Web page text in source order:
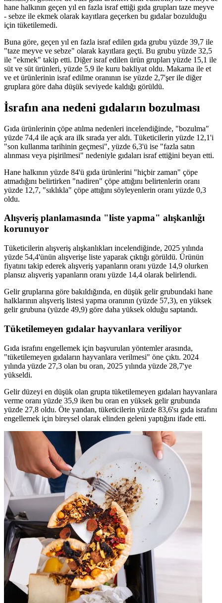
hane halkının geçen yıl en fazla israf ettiği gıda grupları taze meyve
- sebze ile ekmek olarak kayıtlara geçerken bu gıdalar bozulduğu
için tüketilemedi.
Buna göre, geçen yıl en fazla israf edilen gıda grubu yüzde 39,7 ile
"taze meyve ve sebze" olarak kayıtlara geçti. Bu grubu yüzde 32,5
ile "ekmek" takip etti. Diğer israf edilen ürün grupları yüzde 15,1 ile
süt ve süt ürünleri, yüzde 5,9 ile kuru bakliyat oldu. Makarna ile et
ve et ürünlerinin israf edilme oranının ise yüzde 2,7'şer ile diğer
gruplara göre daha düşük seviyede kaldığı görüldü.
İsrafın ana nedeni gıdaların bozulması
Gıda ürünlerinin çöpe atılma nedenleri incelendiğinde, "bozulma"
yüzde 74,4 ile açık ara ilk sırada yer aldı. Tüketicilerin yüzde 12,1'i
"son kullanma tarihinin geçmesi", yüzde 6,3'ü ise "fazla satın
alınması veya pişirilmesi" nedeniyle gıdaları israf ettiğini beyan etti.
Hane halkının yüzde 84'ü gıda ürünlerini "hiçbir zaman" çöpe
atmadığını belirtirken "nadiren" çöpe attığını belirtenlerin oranı
yüzde 12,7, "sıklıkla" çöpe attığını söyleyenlerin oranı yüzde 0,3
oldu.
Alışveriş planlamasında "liste yapma" alışkanlığı
korunuyor
Tüketicilerin alışveriş alışkanlıkları incelendiğinde, 2025 yılında
yüzde 54,4'ünün alışverişe liste yaparak çıktığı görüldü. Ürünün
fiyatını takip ederek alışveriş yapanların oranı yüzde 14,9 olurken
plansız alışveriş yapanların oranı yüzde 14,4 olarak belirlendi.
Gelir gruplarına göre bakıldığında, en düşük gelir grubundaki hane
halklarının alışveriş listesi yapma oranının (yüzde 57,3), en yüksek
gelir grubuna (yüzde 49,9) göre daha yüksek olduğu saptandı.
Tüketilemeyen gıdalar hayvanlara veriliyor
Gıda israfını engellemek için başvurulan yöntemler arasında,
"tüketilemeyen gıdaların hayvanlara verilmesi" öne çıktı. 2024
yılında yüzde 27,3 olan bu oran, 2025 yılında yüzde 28,7'ye
yükseldi.
Gelir düzeyi en düşük olan grupta tüketilemeyen gıdaları hayvanlara
verme oranı yüzde 35,9 iken bu oran en yüksek gelir grubunda
yüzde 27,8 oldu. Öte yandan, tüketicilerin yüzde 83,6'sı gıda israfını
engellemek için bireysel olarak elinden geleni yaptığını ifade etti.